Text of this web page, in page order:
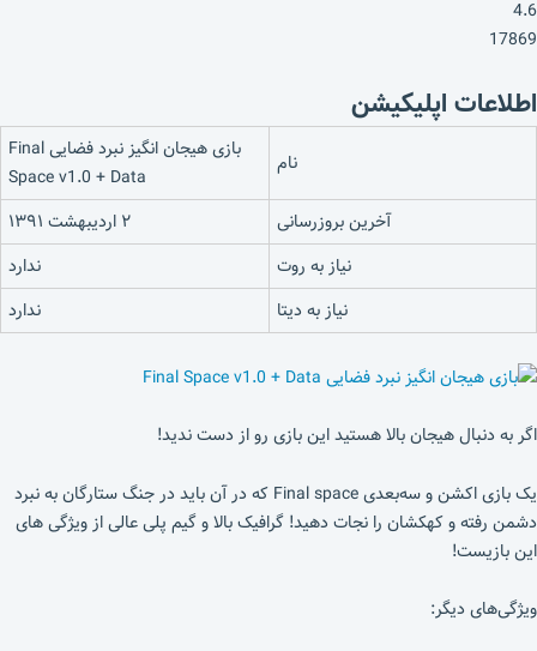
4.6
17869
اطلاعات اپلیکیشن
نام
بازی هیجان انگیز نبرد فضایی Final
Space v1.0 + Data
آخرین بروزرسانی
۲ اردیبهشت ۱۳۹۱
نیاز به روت
ندارد
نیاز به دیتا
ندارد
اگر به دنبال هیجان بالا هستید این بازی رو از دست ندید!
یک بازی اکشن و سه‌بعدی Final space که در آن باید در جنگ ستارگان به نبرد
دشمن رفته و کهکشان را نجات دهید! گرافیک بالا و گیم پلی عالی از ویژگی های
این بازیست!
ویژگی‌های دیگر: